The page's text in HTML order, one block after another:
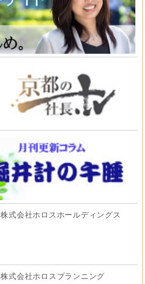
株式会社ホロスホールディングス
株式会社ホロスプランニング